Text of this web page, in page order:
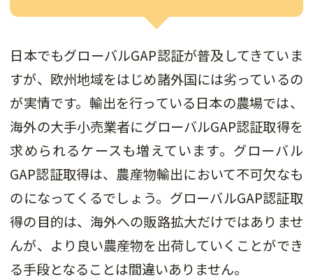
日本でもグローバルGAP認証が普及してきていま
すが、欧州地域をはじめ諸外国には劣っているの
が実情です。輸出を行っている日本の農場では、
海外の大手小売業者にグローバルGAP認証取得を
求められるケースも増えています。グローバル
GAP認証取得は、農産物輸出において不可欠なも
のになってくるでしょう。グローバルGAP認証取
得の目的は、海外への販路拡大だけではありませ
んが、より良い農産物を出荷していくことができ
る手段となることは間違いありません。